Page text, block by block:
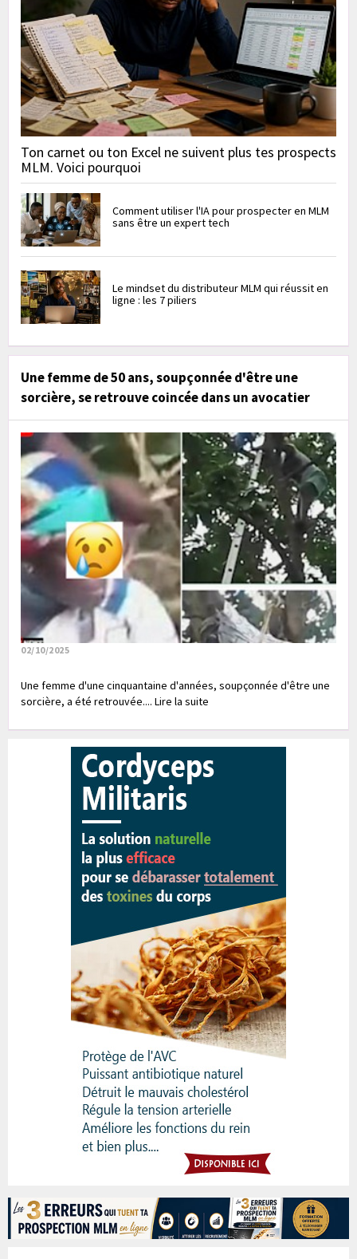
Ton carnet ou ton Excel ne suivent plus tes prospects
MLM. Voici pourquoi
Comment utiliser l'IA pour prospecter en MLM
sans être un expert tech
Le mindset du distributeur MLM qui réussit en
ligne : les 7 piliers
Une femme de 50 ans, soupçonnée d'être une
sorcière, se retrouve coincée dans un avocatier
02/10/2025
Une femme d'une cinquantaine d'années, soupçonnée d'être une
sorcière, a été retrouvée.... Lire la suite